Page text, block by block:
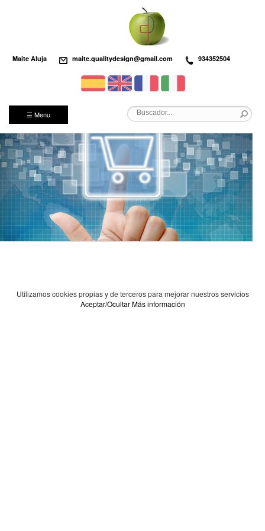
Maite Aluja maite.qualitydesign@gmail.com 934352504
☰ Menu
Utilizamos cookies propias y de terceros para mejorar nuestros servicios
Aceptar/Ocultar Más información